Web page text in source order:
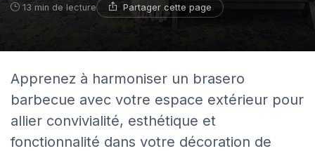
13 min de lecture Partager cette page
Apprenez à harmoniser un brasero
barbecue avec votre espace extérieur pour
allier convivialité, esthétique et
fonctionnalité dans votre décoration de